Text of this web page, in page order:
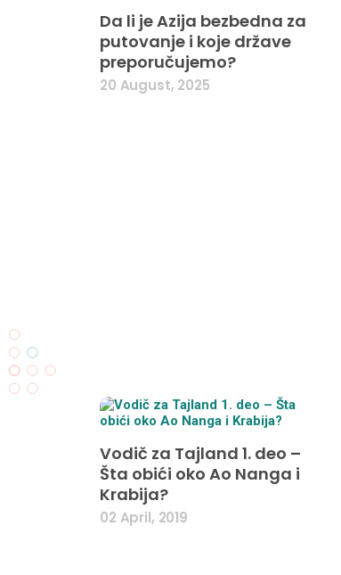
Da li je Azija bezbedna za
putovanje i koje države
preporučujemo?
20 August, 2025
Vodič za Tajland 1. deo –
Šta obići oko Ao Nanga i
Krabija?
02 April, 2019